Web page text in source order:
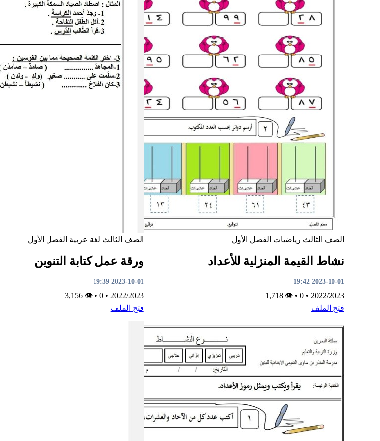
الصف الثالث رياضيات الفصل الأول
نشاط القيمة المنزلية للأعداد
2023-10-01 19:42
2022/2023
•
•
👁 1,718
فتح الملف
الصف الثالث لغة عربية الفصل الأول
ورقة عمل كتابة التنوين
2023-10-01 19:39
2022/2023
•
0
•
👁 3,156
فتح الملف